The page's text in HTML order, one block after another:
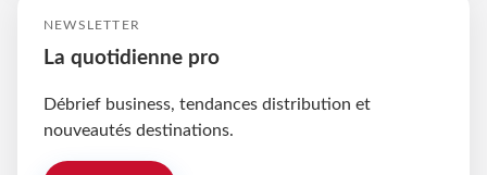
NEWSLETTER
La quotidienne pro
Débrief business, tendances distribution et
nouveautés destinations.